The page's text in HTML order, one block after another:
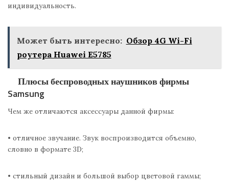
индивидуальность.
Может быть интересно: Обзор 4G Wi-Fi
роутера Huawei E5785
Плюсы беспроводных наушников фирмы
Samsung
Чем же отличаются аксессуары данной фирмы:
• отличное звучание. Звук воспроизводится объемно,
словно в формате 3D;
• стильный дизайн и большой выбор цветовой гаммы;